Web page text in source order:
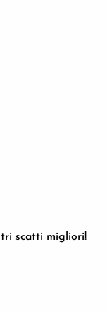
scatti migliori!